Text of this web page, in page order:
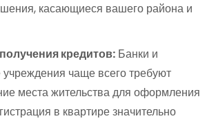
касающиеся вашего района и
кредитов: Банки и
чаще всего требуют
места жительства для оформления
в квартире значительно